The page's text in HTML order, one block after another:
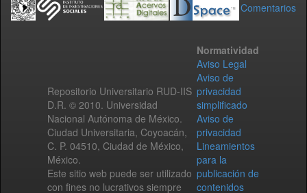
Comentarios
Repositorio Universitario RUD-IIS
D.R. © 2010. Universidad
Nacional Autónoma de México.
Ciudad Universitaria, Coyoacán,
C. P. 04510, Ciudad de México,
México.
Este sitio web puede ser utilizado
con fines no lucrativos siempre
Normatividad
Aviso Legal
Aviso de
privacidad
simplificado
Aviso de
privacidad
Lineamientos
para la
publicación de
contenidos